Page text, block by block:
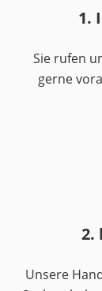
1.
Sie rufen
gerne
2.
Unsere